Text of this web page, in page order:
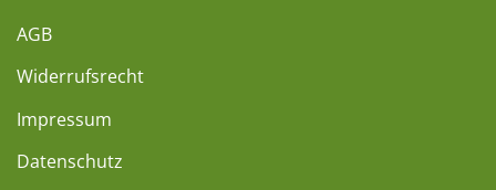
AGB
Widerrufsrecht
Impressum
Datenschutz